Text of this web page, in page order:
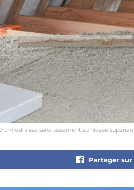
cm est arasé sans tassement au niveau
Partager sur